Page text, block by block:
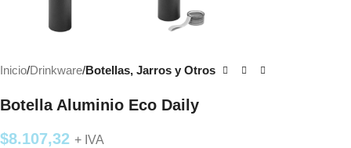
Inicio Drinkware Botellas, Jarros y Otros
Botella Aluminio Eco Daily
$8.107,32 + IVA